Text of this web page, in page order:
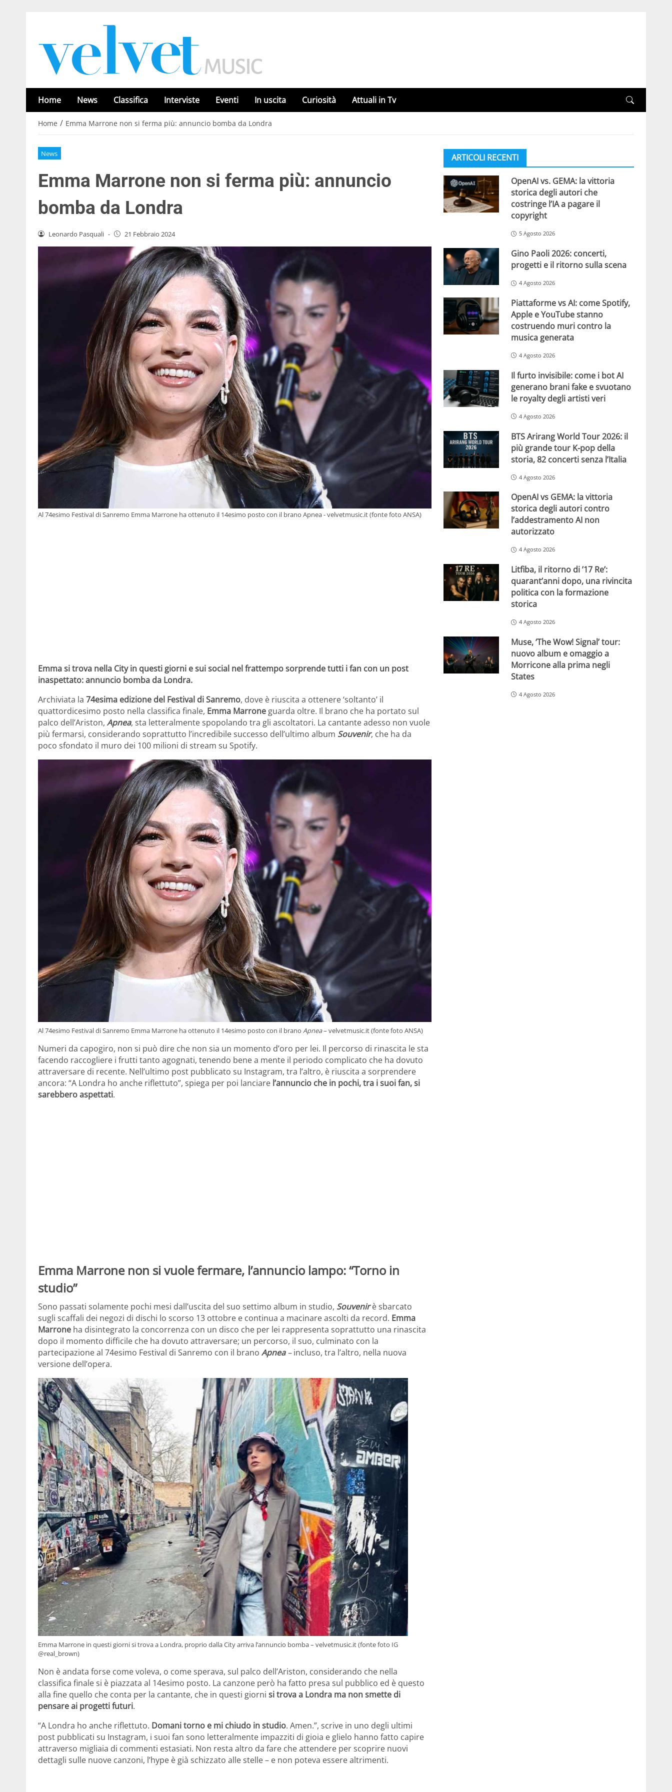
Home News Classifica Interviste Eventi In uscita Curiosità Attuali in Tv
Home / Emma Marrone non si ferma più: annuncio bomba da Londra
News
Emma Marrone non si ferma più: annuncio
bomba da Londra
Leonardo Pasquali - 21 Febbraio 2024
Al 74esimo Festival di Sanremo Emma Marrone ha ottenuto il 14esimo posto con il brano Apnea - velvetmusic.it (fonte foto ANSA)
Emma si trova nella City in questi giorni e sui social nel frattempo sorprende tutti i fan con un post
inaspettato: annuncio bomba da Londra.
Archiviata la 74esima edizione del Festival di Sanremo, dove è riuscita a ottenere ‘soltanto’ il
quattordicesimo posto nella classifica finale, Emma Marrone guarda oltre. Il brano che ha portato sul
palco dell’Ariston, Apnea, sta letteralmente spopolando tra gli ascoltatori. La cantante adesso non vuole
più fermarsi, considerando soprattutto l’incredibile successo dell’ultimo album Souvenir, che ha da
poco sfondato il muro dei 100 milioni di stream su Spotify.
Al 74esimo Festival di Sanremo Emma Marrone ha ottenuto il 14esimo posto con il brano Apnea– velvetmusic.it (fonte foto ANSA)
Numeri da capogiro, non si può dire che non sia un momento d’oro per lei. Il percorso di rinascita le sta
facendo raccogliere i frutti tanto agognati, tenendo bene a mente il periodo complicato che ha dovuto
attraversare di recente. Nell’ultimo post pubblicato su Instagram, tra l’altro, è riuscita a sorprendere
ancora: “A Londra ho anche riflettuto”, spiega per poi lanciare l’annuncio che in pochi, tra i suoi fan, si
sarebbero aspettati.
Emma Marrone non si vuole fermare, l’annuncio lampo: “Torno in
studio”
Sono passati solamente pochi mesi dall’uscita del suo settimo album in studio, Souvenirè sbarcato
sugli scaffali dei negozi di dischi lo scorso 13 ottobre e continua a macinare ascolti da record. Emma
Marrone ha disintegrato la concorrenza con un disco che per lei rappresenta soprattutto una rinascita
dopo il momento difficile che ha dovuto attraversare; un percorso, il suo, culminato con la
partecipazione al 74esimo Festival di Sanremo con il brano Apnea–incluso, tra l’altro, nella nuova
versione dell’opera.
Emma Marrone in questi giorni si trova a Londra, proprio dalla City arriva l’annuncio bomba – velvetmusic.it (fonte foto IG
@real_brown)
Non è andata forse come voleva, o come sperava, sul palco dell’Ariston, considerando che nella
classifica finale si è piazzata al 14esimo posto. La canzone però ha fatto presa sul pubblico ed è questo
alla fine quello che conta per la cantante, che in questi giorni si trova a Londra ma non smette di
pensare ai progetti futuri.
“A Londra ho anche riflettuto. Domani torno e mi chiudo in studio. Amen.”, scrive in uno degli ultimi
post pubblicati su Instagram, i suoi fan sono letteralmente impazziti di gioia e glielo hanno fatto capire
attraverso migliaia di commenti estasiati. Non resta altro da fare che attendere per scoprire nuovi
dettagli sulle nuove canzoni, l’hype è già schizzato alle stelle – e non poteva essere altrimenti.
ARTICOLI RECENTI
OpenAI vs. GEMA: la vittoria
storica degli autori che
costringe l’IA a pagare il
copyright
5 Agosto 2026
Gino Paoli 2026: concerti,
progetti e il ritorno sulla scena
4 Agosto 2026
Piattaforme vs AI: come Spotify,
Apple e YouTube stanno
costruendo muri contro la
musica generata
4 Agosto 2026
Il furto invisibile: come i bot AI
generano brani fake e svuotano
le royalty degli artisti veri
4 Agosto 2026
BTS Arirang World Tour 2026: il
più grande tour K-pop della
storia, 82 concerti senza l’Italia
4 Agosto 2026
OpenAI vs GEMA: la vittoria
storica degli autori contro
l’addestramento AI non
autorizzato
4 Agosto 2026
Litfiba, il ritorno di ’17 Re’:
quarant’anni dopo, una rivincita
politica con la formazione
storica
4 Agosto 2026
Muse, ‘The Wow! Signal’ tour:
nuovo album e omaggio a
Morricone alla prima negli
States
4 Agosto 2026